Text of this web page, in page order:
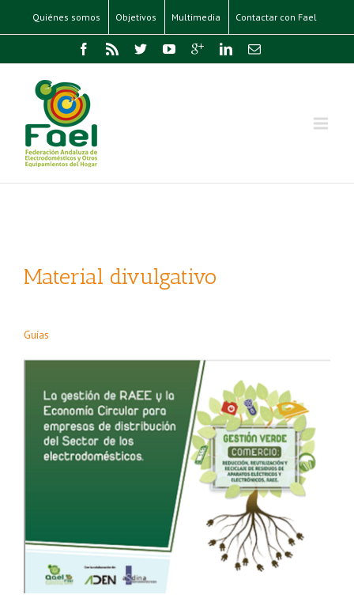
Quiénes somos Objetivos Multimedia Contactar con Fael
Material divulgativo
Guías